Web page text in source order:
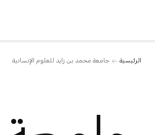
الرئيسية جامعة محمد بن زايد للعلوم الإنسانية